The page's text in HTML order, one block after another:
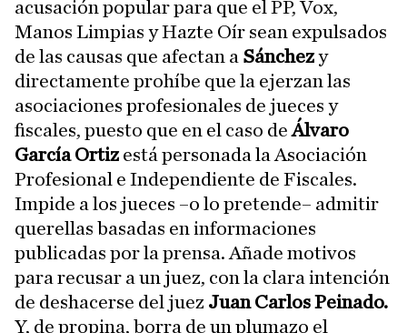
acusación popular para que el PP, Vox,
Manos Limpias y Hazte Oír sean expulsados
de las causas que afectan a Sánchezy
directamente prohíbe que la ejerzan las
asociaciones profesionales de jueces y
fiscales, puesto que en el caso deÁlvaro
García Ortizestá personada la Asociación
Profesional e Independiente de Fiscales.
Impide a los jueces –o lo pretende– admitir
querellas basadas en informaciones
publicadas por la prensa. Añade motivos
para recusar a un juez, con la clara intención
de deshacerse del juez Juan Carlos Peinado.
Y, de propina, borra de un plumazo el